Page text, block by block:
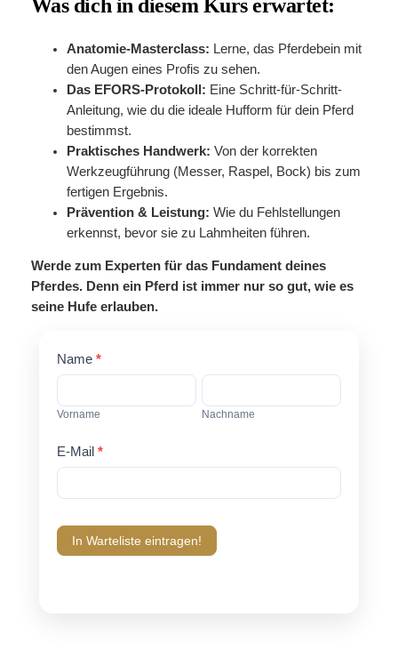
Was dich in diesem Kurs erwartet:
Anatomie-Masterclass: Lerne, das Pferdebein mit
den Augen eines Profis zu sehen.
Das EFORS-Protokoll: Eine Schritt-für-Schritt-
Anleitung, wie du die ideale Hufform für dein Pferd
bestimmst.
Praktisches Handwerk: Von der korrekten
Werkzeugführung (Messer, Raspel, Bock) bis zum
fertigen Ergebnis.
Prävention & Leistung: Wie du Fehlstellungen
erkennst, bevor sie zu Lahmheiten führen.
Werde zum Experten für das Fundament deines
Pferdes. Denn ein Pferd ist immer nur so gut, wie es
seine Hufe erlauben.
Hufbearbeitungs
Kurs
Name*
Vorname
Vorname
Nachname
Nachname
E-Mail*
In Warteliste eintragen!